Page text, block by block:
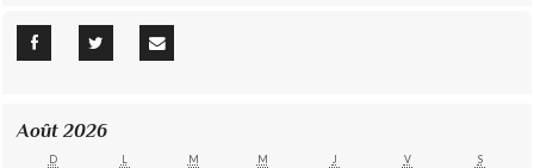
Août 2026
D L M M J V S